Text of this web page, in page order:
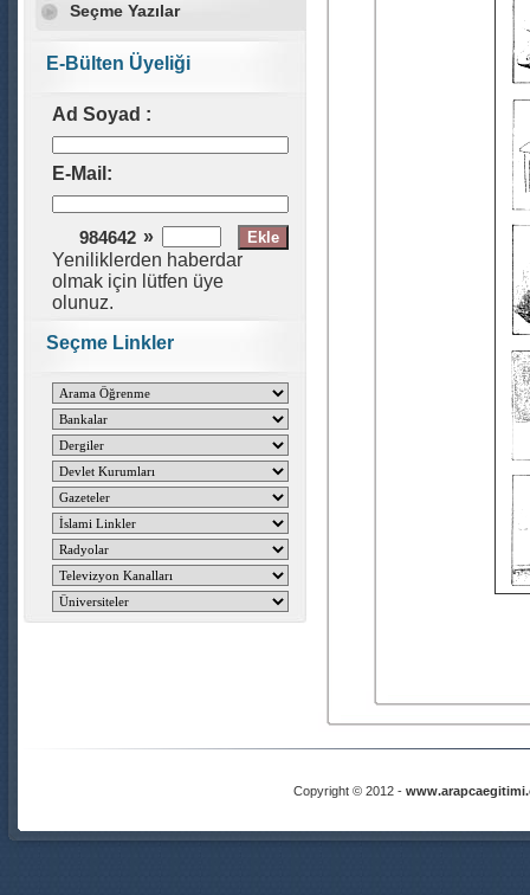
Seçme Yazılar
E-Bülten Üyeliği
Ad Soyad :
E-Mail:
984642 »
Yeniliklerden haberdar
olmak için lütfen üye
olunuz.
Seçme Linkler
Copyright © 2012 -